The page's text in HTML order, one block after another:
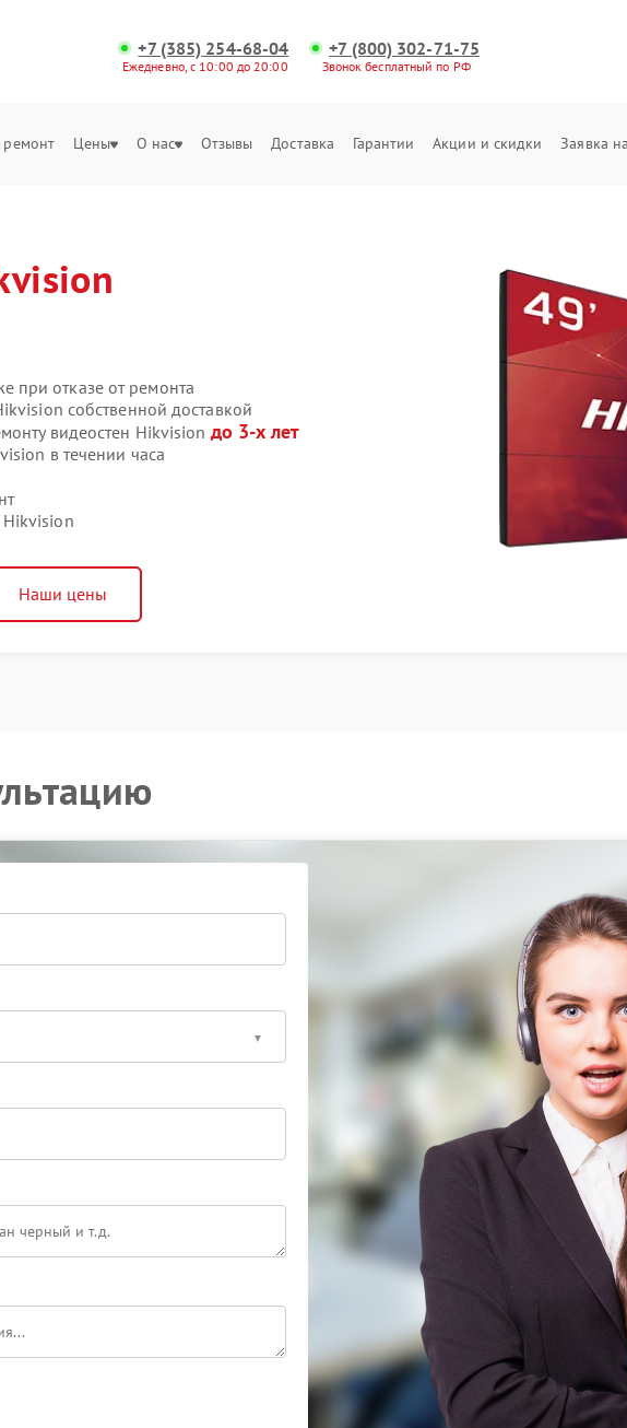
+7 (385) 254-68-04
Ежедневно, с 10:00 до 20:00
+7 (800) 302-71-75
Звонок бесплатный по РФ
Цены О нас Отзывы Доставка Гарантии Акции и скидки Заявка
при отказе от ремонта
собственной доставкой
видеостен Hikvision до 3-х лет
в течении часа
Наши цены